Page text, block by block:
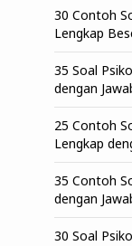
30 Contoh
Lengkap
35 Soal
dengan
25 Contoh
Lengkap
35 Contoh
dengan
30 Soal